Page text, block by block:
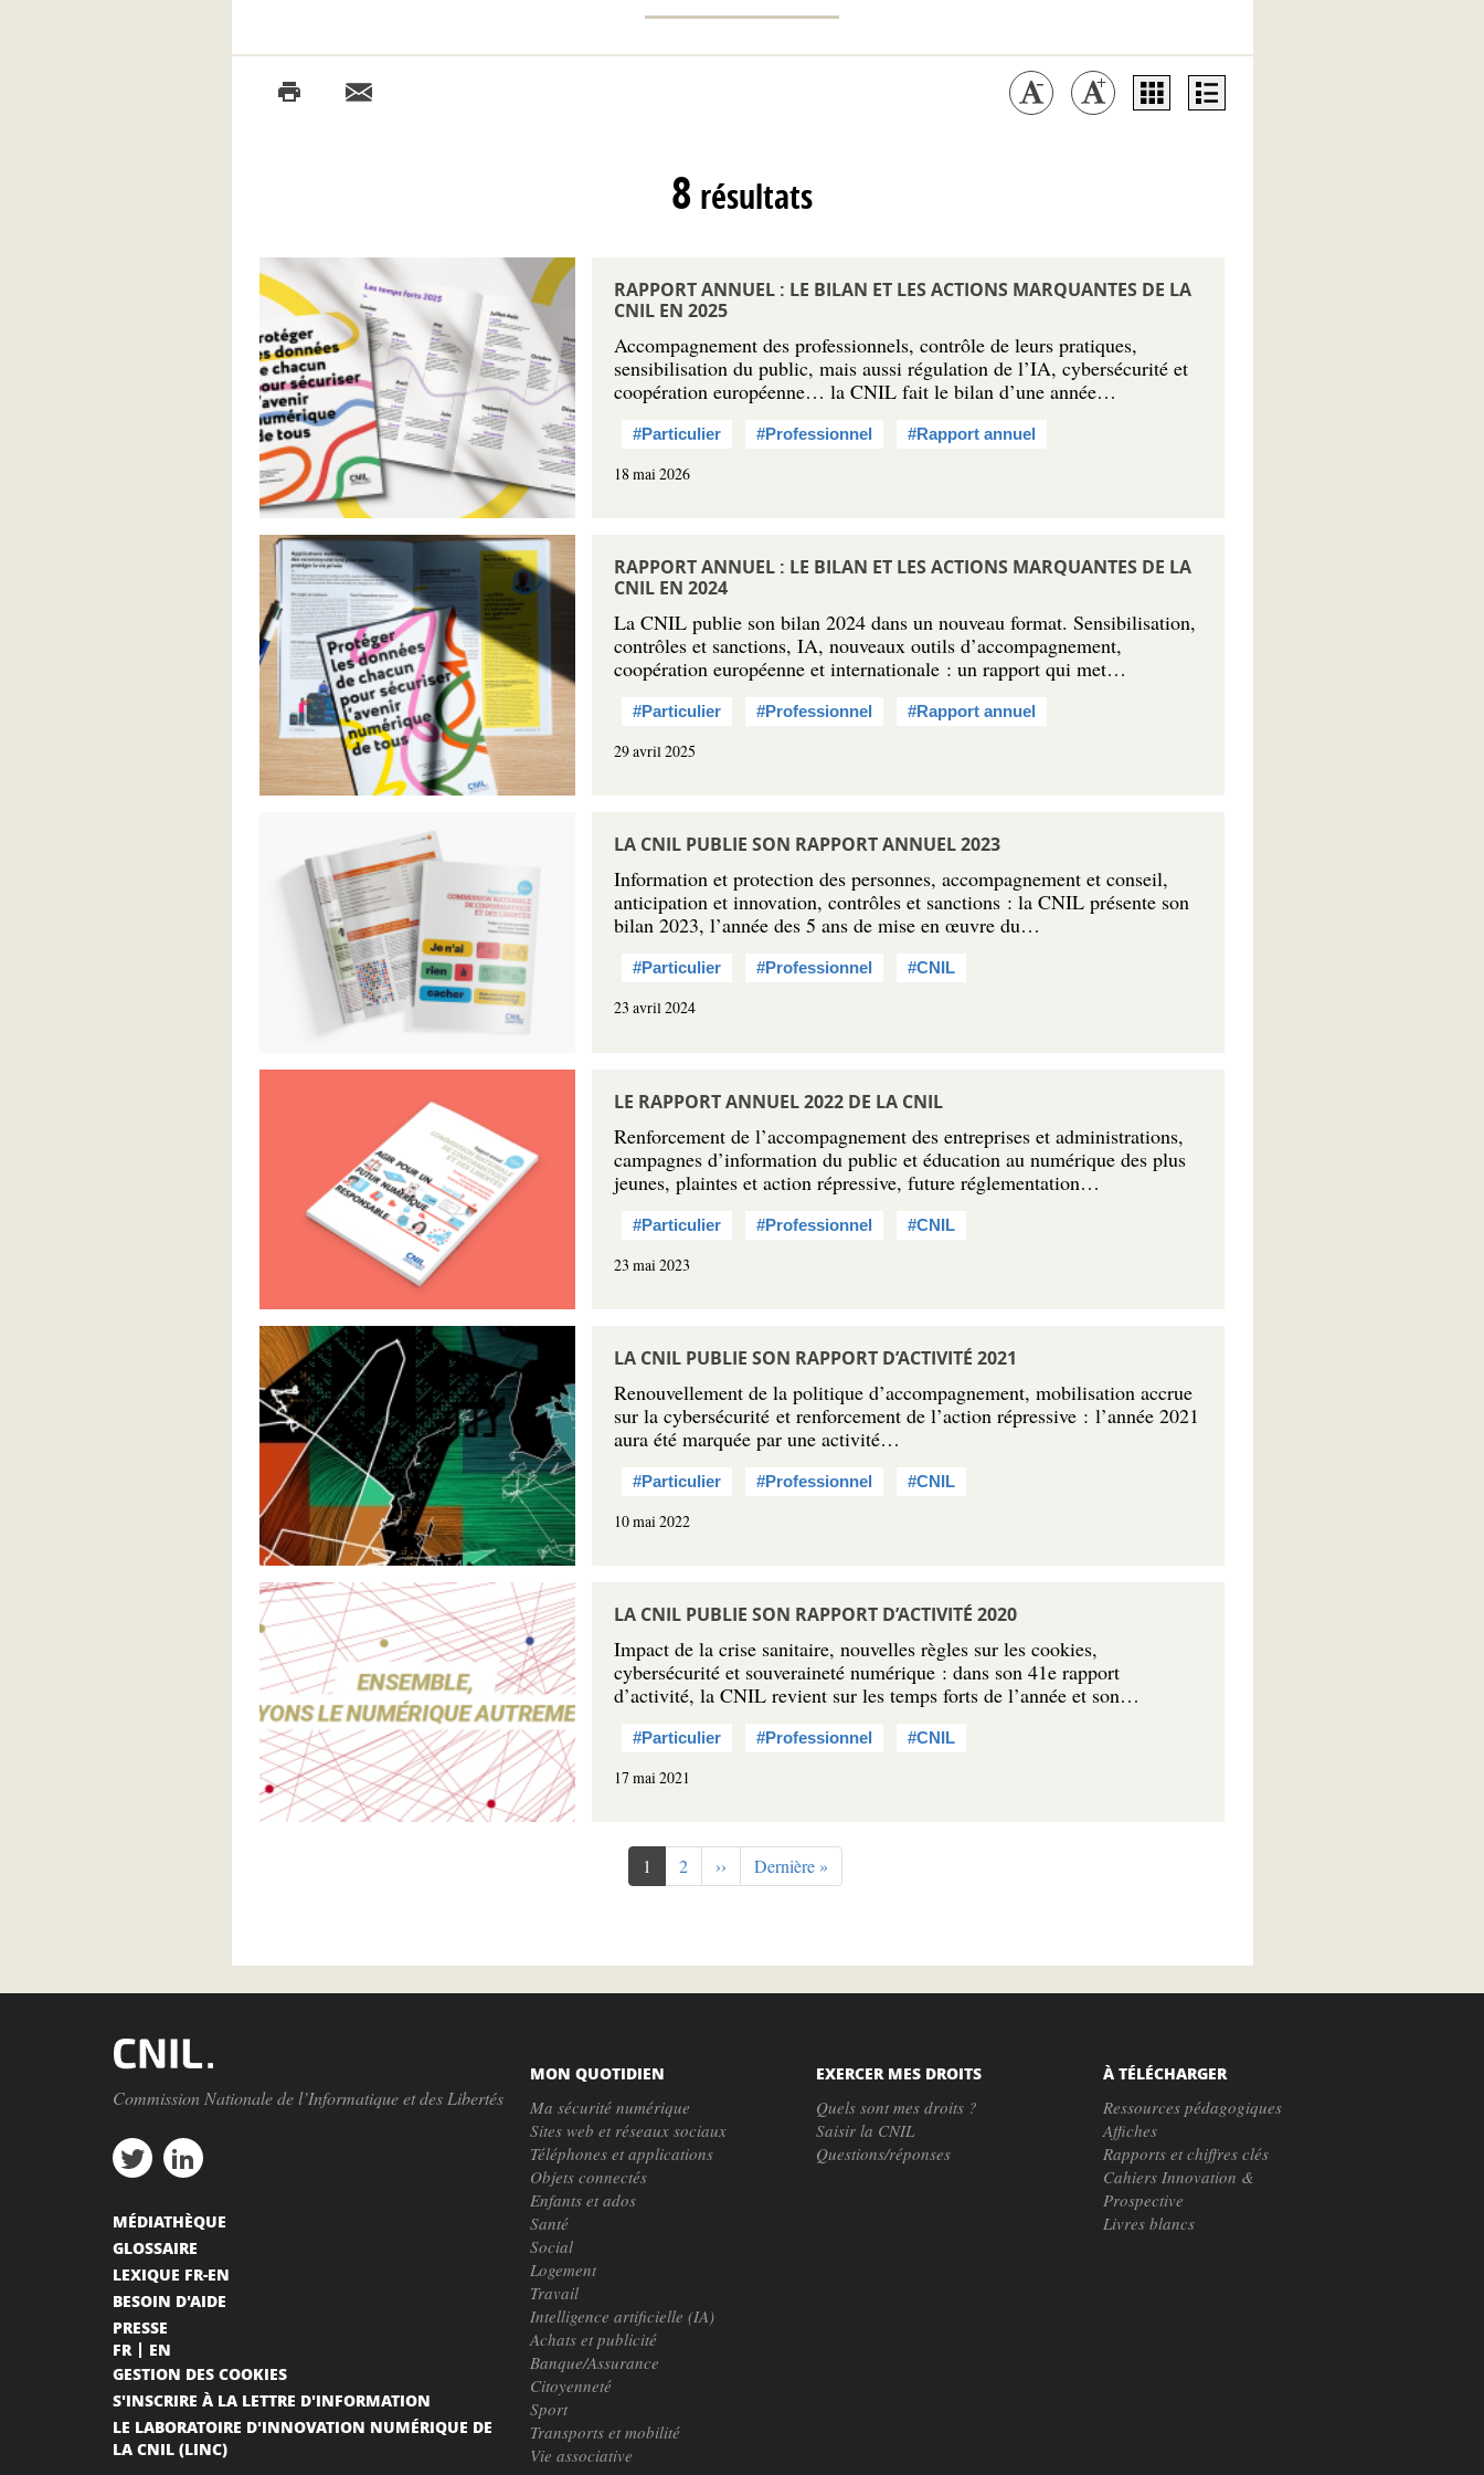
8 résultats
RAPPORT ANNUEL : LE BILAN ET LES ACTIONS MARQUANTES DE LA
CNIL EN 2025
Accompagnement des professionnels, contrôle de leurs pratiques,
sensibilisation du public, mais aussi régulation de l’IA, cybersécurité et
coopération européenne… la CNIL fait le bilan d’une année…
#Particulier #Professionnel #Rapport annuel
18 mai 2026
RAPPORT ANNUEL : LE BILAN ET LES ACTIONS MARQUANTES DE LA
CNIL EN 2024
La CNIL publie son bilan 2024 dans un nouveau format. Sensibilisation,
contrôles et sanctions, IA, nouveaux outils d’accompagnement,
coopération européenne et internationale : un rapport qui met…
#Particulier #Professionnel #Rapport annuel
29 avril 2025
LA CNIL PUBLIE SON RAPPORT ANNUEL 2023
Information et protection des personnes, accompagnement et conseil,
anticipation et innovation, contrôles et sanctions : la CNIL présente son
bilan 2023, l’année des 5 ans de mise en œuvre du…
#Particulier #Professionnel #CNIL
23 avril 2024
LE RAPPORT ANNUEL 2022 DE LA CNIL
Renforcement de l’accompagnement des entreprises et administrations,
campagnes d’information du public et éducation au numérique des plus
jeunes, plaintes et action répressive, future réglementation…
#Particulier #Professionnel #CNIL
23 mai 2023
LA CNIL PUBLIE SON RAPPORT D’ACTIVITÉ 2021
Renouvellement de la politique d’accompagnement, mobilisation accrue
sur la cybersécurité et renforcement de l’action répressive : l’année 2021
aura été marquée par une activité…
#Particulier #Professionnel #CNIL
10 mai 2022
LA CNIL PUBLIE SON RAPPORT D’ACTIVITÉ 2020
Impact de la crise sanitaire, nouvelles règles sur les cookies,
cybersécurité et souveraineté numérique : dans son 41e rapport
d’activité, la CNIL revient sur les temps forts de l’année et son…
#Particulier #Professionnel #CNIL
17 mai 2021
Page
courante
1 Page
2
Page
suivante
››
Dernière
page
Dernière »
Commission Nationale de l’Informatique et des Libertés
MON QUOTIDIEN
Ma sécurité numérique
Sites web et réseaux sociaux
Téléphones et applications
Objets connectés
Enfants et ados
Santé
Social
Logement
Travail
Intelligence artificielle (IA)
Achats et publicité
Banque/Assurance
Citoyenneté
Sport
Transports et mobilité
Vie associative
EXERCER MES DROITS
Quels sont mes droits ?
Saisir la CNIL
Questions/réponses
À TÉLÉCHARGER
Ressources pédagogiques
Affiches
Rapports et chiffres clés
Cahiers Innovation &
Prospective
Livres blancs
MÉDIATHÈQUE
GLOSSAIRE
LEXIQUE FR-EN
BESOIN D'AIDE
PRESSE
FR
EN
GESTION DES COOKIES
S'INSCRIRE À LA LETTRE D'INFORMATION
LE LABORATOIRE D'INNOVATION NUMÉRIQUE DE
LA CNIL (LINC)